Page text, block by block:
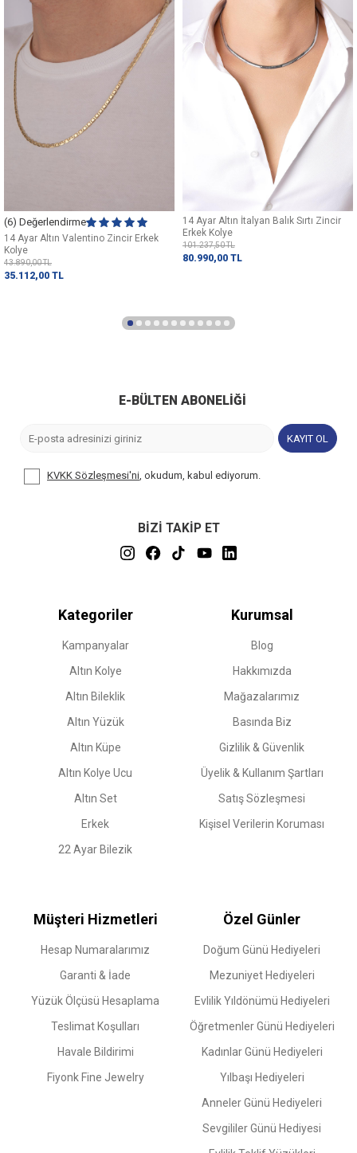
(6) Değerlendirme
14 Ayar Altın Valentino Zincir Erkek
Kolye
43.890,00TL
35.112,00 TL
14 Ayar Altın İtalyan Balık Sırtı Zincir
Erkek Kolye
101.237,50TL
80.990,00 TL
E-BÜLTEN ABONELIĞI
KAYIT OL
KVKK Sözleşmesi'ni, okudum, kabul ediyorum.
BİZİ TAKİP ET
Kategoriler
Kampanyalar
Altın Kolye
Altın Bileklik
Altın Yüzük
Altın Küpe
Altın Kolye Ucu
Altın Set
Erkek
22 Ayar Bilezik
Kurumsal
Blog
Hakkımızda
Mağazalarımız
Basında Biz
Gizlilik & Güvenlik
Üyelik & Kullanım Şartları
Satış Sözleşmesi
Kişisel Verilerin Koruması
Müşteri Hizmetleri
Hesap Numaralarımız
Garanti & İade
Yüzük Ölçüsü Hesaplama
Teslimat Koşulları
Havale Bildirimi
Fiyonk Fine Jewelry
Özel Günler
Doğum Günü Hediyeleri
Mezuniyet Hediyeleri
Evlilik Yıldönümü Hediyeleri
Öğretmenler Günü Hediyeleri
Kadınlar Günü Hediyeleri
Yılbaşı Hediyeleri
Anneler Günü Hediyeleri
Sevgililer Günü Hediyesi